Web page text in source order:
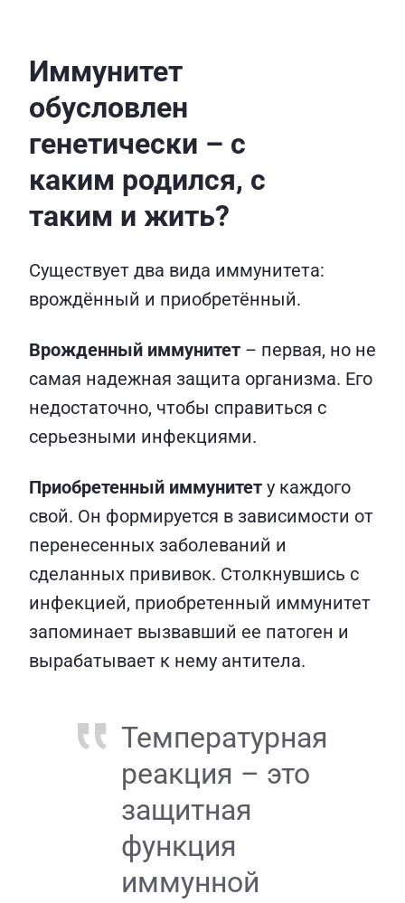
Иммунитет
обусловлен
генетически – с
каким родился, с
таким и жить?
Существует два вида иммунитета:
врождённый и приобретённый.
Врожденный иммунитет – первая, но не
самая надежная защита организма. Его
недостаточно, чтобы справиться с
серьезными инфекциями.
Приобретенный иммунитет у каждого
свой. Он формируется в зависимости от
перенесенных заболеваний и
сделанных прививок. Столкнувшись с
инфекцией, приобретенный иммунитет
запоминает вызвавший ее патоген и
вырабатывает к нему антитела.
Температурная
реакция – это
защитная
функция
иммунной